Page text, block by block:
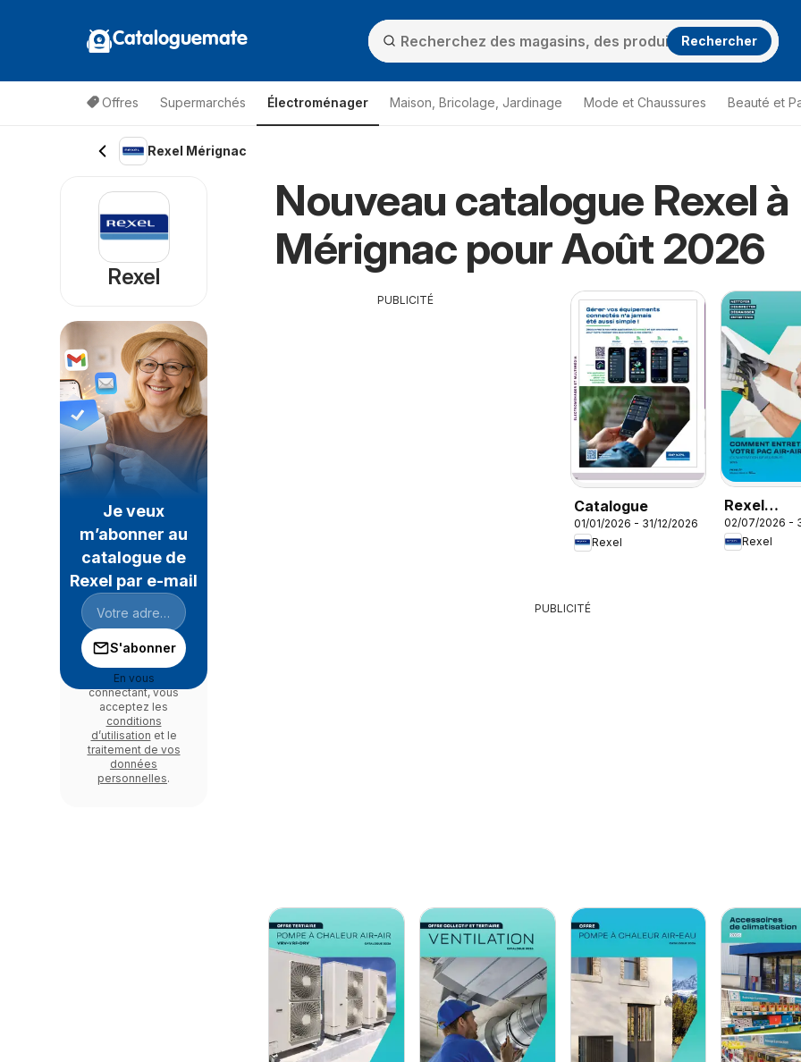
Cataloguemate Rechercher
Offres Supermarchés Électroménager Maison, Bricolage, Jardinage Mode et Chaussures Beauté et
Rexel Mérignac
Nouveau catalogue Rexel à
Mérignac pour Août 2026
PUBLICITÉ
Catalogue
01/01/2026 - 31/12/2026
Rexel
Rexel
réversible
02/07/2026 -
Rexel
PUBLICITÉ
Rexel
Je veux
m’abonner au
catalogue de
Rexel par e-mail
S'abonner
En vous
connectant, vous
acceptez les
conditions
d’utilisation et le
traitement de vos
données
personnelles.